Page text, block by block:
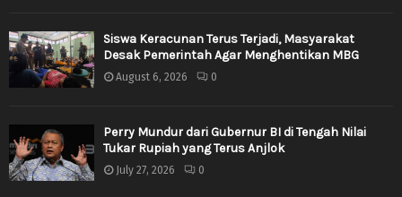
Siswa Keracunan Terus Terjadi, Masyarakat
Desak Pemerintah Agar Menghentikan MBG
August 6, 2026 0
Perry Mundur dari Gubernur BI di Tengah Nilai
Tukar Rupiah yang Terus Anjlok
July 27, 2026 0